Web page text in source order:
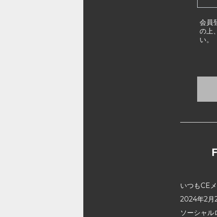
会員
の上
い。
いつもCE
2024年2月
ソーシャ